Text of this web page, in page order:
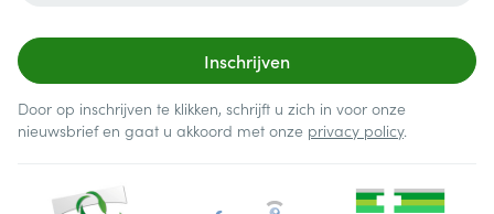
Inschrijven
Door op inschrijven te klikken, schrijft u zich in voor onze
nieuwsbrief en gaat u akkoord met onze privacy policy.